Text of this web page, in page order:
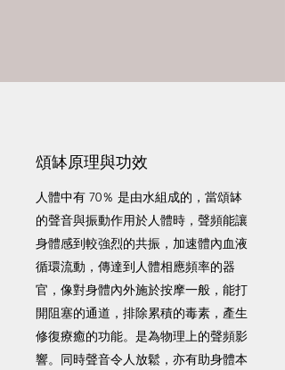
頌缽原理與功效
人體中有 70％ 是由水組成的，當頌缽
的聲音與振動作用於人體時，聲頻能讓
身體感到較強烈的共振，加速體內血液
循環流動，傳達到人體相應頻率的器
官，像對身體內外施於按摩一般，能打
開阻塞的通道，排除累積的毒素，產生
修復療癒的功能。是為物理上的聲頻影
響。同時聲音令人放鬆，亦有助身體本